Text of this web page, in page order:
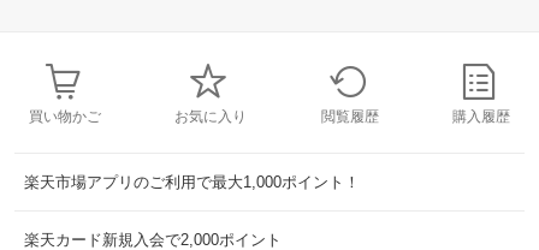
買い物かご お気に入り 閲覧履歴 購入履歴
楽天市場アプリのご利用で最大1,000ポイント！
楽天カード新規入会で2,000ポイント